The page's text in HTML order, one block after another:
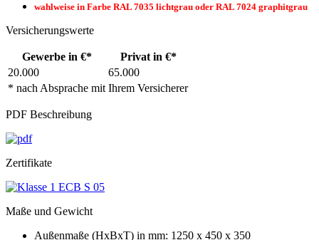
wahlweise in Farbe RAL 7035 lichtgrau oder RAL 7024 graphitgrau
Versicherungswerte
Gewerbe in €* Privat in €*
* nach Absprache mit Ihrem Versicherer
20.000 65.000
PDF Beschreibung
Zertifikate
Maße und Gewicht
Außenmaße (HxBxT) in mm: 1250 x 450 x 350